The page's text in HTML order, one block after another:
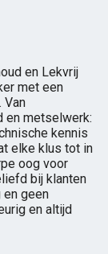
en Lekvrij
met een
Van
en metselwerk:
kennis
elke klus tot in
oog voor
bij klanten
en geen
en altijd